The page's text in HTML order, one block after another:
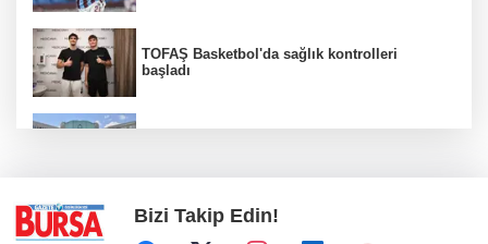
TOFAŞ Basketbol'da sağlık kontrolleri
başladı
Bizi Takip Edin!